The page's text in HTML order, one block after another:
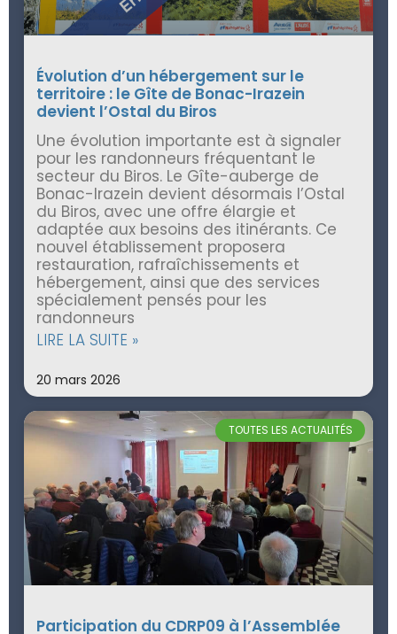
Évolution d’un hébergement sur le
territoire : le Gîte de Bonac-Irazein
devient l’Ostal du Biros
Une évolution importante est à signaler
pour les randonneurs fréquentant le
secteur du Biros. Le Gîte-auberge de
Bonac-Irazein devient désormais l’Ostal
du Biros, avec une offre élargie et
adaptée aux besoins des itinérants. Ce
nouvel établissement proposera
restauration, rafraîchissements et
hébergement, ainsi que des services
spécialement pensés pour les
randonneurs
LIRE LA SUITE »
20 mars 2026
TOUTES LES ACTUALITÉS
Participation du CDRP09 à l’Assemblée